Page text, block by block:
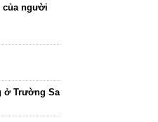
của người
ở Trường Sa